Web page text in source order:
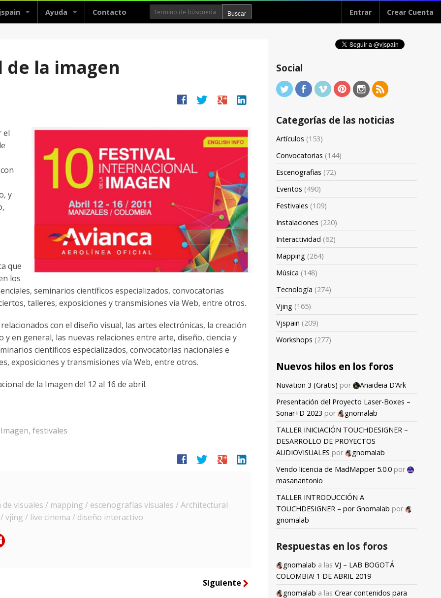
Ayuda Contacto Entrar Crear Cuenta
la imagen
facebook twitter google linkedin
el
y
que
los
seminarios científicos especializados, convocatorias
talleres, exposiciones y transmisiones vía Web, entre otros.
con el diseño visual, las artes electrónicas, la creación
en general, las nuevas relaciones entre arte, diseño, ciencia y
científicos especializados, convocatorias nacionales e
exposiciones y transmisiones vía Web, entre otros.
de la Imagen del 12 al 16 de abril.
, festivales
facebook twitter google linkedin
visuales / mapping / escenografías visuales / Architectural
vjing / live cinema / diseño interactivo
Siguiente right
Social
Categorías de las noticias
Artículos (153)
Convocatorias (144)
Escenografias (72)
Eventos (490)
Festivales (109)
Instalaciones (220)
Interactividad (62)
Mapping (264)
Música (148)
Tecnología (274)
Vjing (165)
Vjspain (209)
Workshops (277)
Nuevos hilos en los foros
Nuvation 3 (Gratis) por
Anaideia D’Ark
Presentación del Proyecto Laser-Boxes –
Sonar+D 2023 por
gnomalab
TALLER INICIACIÓN TOUCHDESIGNER –
DESARROLLO DE PROYECTOS
AUDIOVISUALES por
gnomalab
Vendo licencia de MadMapper 5.0.0 por
masanantonio
TALLER INTRODUCCIÓN A
TOUCHDESIGNER – por Gnomalab por
gnomalab
Respuestas en los foros
gnomalab a las VJ – LAB BOGOTÁ
COLOMBIA! 1 DE ABRIL 2019
gnomalab a las Crear contenidos para